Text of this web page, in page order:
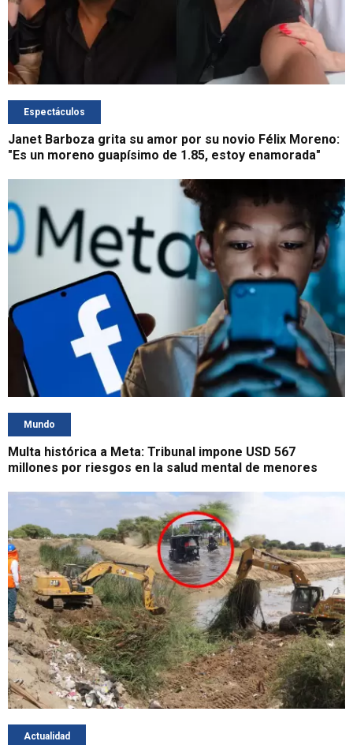
Espectáculos
Janet Barboza grita su amor por su novio Félix Moreno:
"Es un moreno guapísimo de 1.85, estoy enamorada"
Mundo
Multa histórica a Meta: Tribunal impone USD 567
millones por riesgos en la salud mental de menores
Actualidad